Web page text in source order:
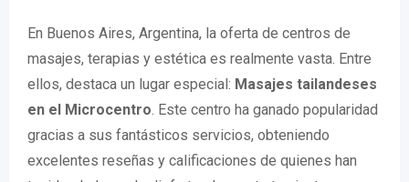
En Buenos Aires, Argentina, la oferta de centros de
masajes, terapias y estética es realmente vasta. Entre
ellos, destaca un lugar especial: Masajes tailandeses
en el Microcentro. Este centro ha ganado popularidad
gracias a sus fantásticos servicios, obteniendo
excelentes reseñas y calificaciones de quienes han